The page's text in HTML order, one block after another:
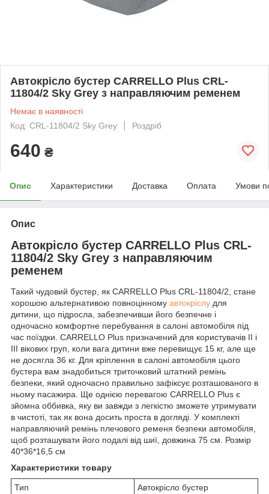
Автокрісло бустер CARRELLO Plus CRL-
11804/2 Sky Grey з направляючим ременем
Немає в наявності
Код: CRL-11804/2 Sky Grey
Роздріб
640 ₴
Опис Характеристики Доставка Оплата Умови
Опис
Автокрісло бустер CARRELLO Plus CRL-
11804/2 Sky Grey з направляючим
ременем
Такий чудовий бустер, як CARRELLO Plus CRL-11804/2, стане
хорошою альтернативою повноцінному автокріслу для
дитини, що підросла, забезпечивши його безпечне і
одночасно комфортне перебування в салоні автомобіля під
час поїздки. CARRELLO Plus призначений для користувачів ІІ і
ІІІ вікових груп, коли вага дитини вже перевищує 15 кг, але ще
не досягла 36 кг. Для кріплення в салоні автомобіля цього
бустера вам знадобиться триточковий штатний ремінь
безпеки, який одночасно правильно зафіксує розташованого в
ньому пасажира. Ще однією перевагою CARRELLO Plus є
зйомна оббивка, яку ви завжди з легкістю зможете утримувати
в чистоті, так як вона досить проста в догляді. У комплекті
направляючий ремінь плечового ременя безпеки автомобіля,
щоб розташувати його подалі від шиї, довжина 75 см. Розмір
40*36*16,5 см
Характеристики товару
Тип
Автокрісло бустер